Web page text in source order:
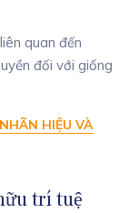
quan đến
đối với giống
HIỆU VÀ
trí tuệ